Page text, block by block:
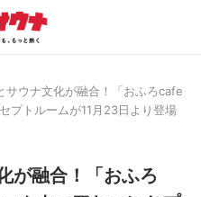
サウナ文化が融合！「おふろcafe
プトルームが11月23日より登場
が融合！「おふろ